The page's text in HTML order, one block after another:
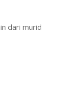
dari murid